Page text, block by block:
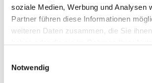
soziale Medien, Werbung und Analysen
Partner führen diese Informationen
weiteren Daten zusammen, die Sie
Notwendig